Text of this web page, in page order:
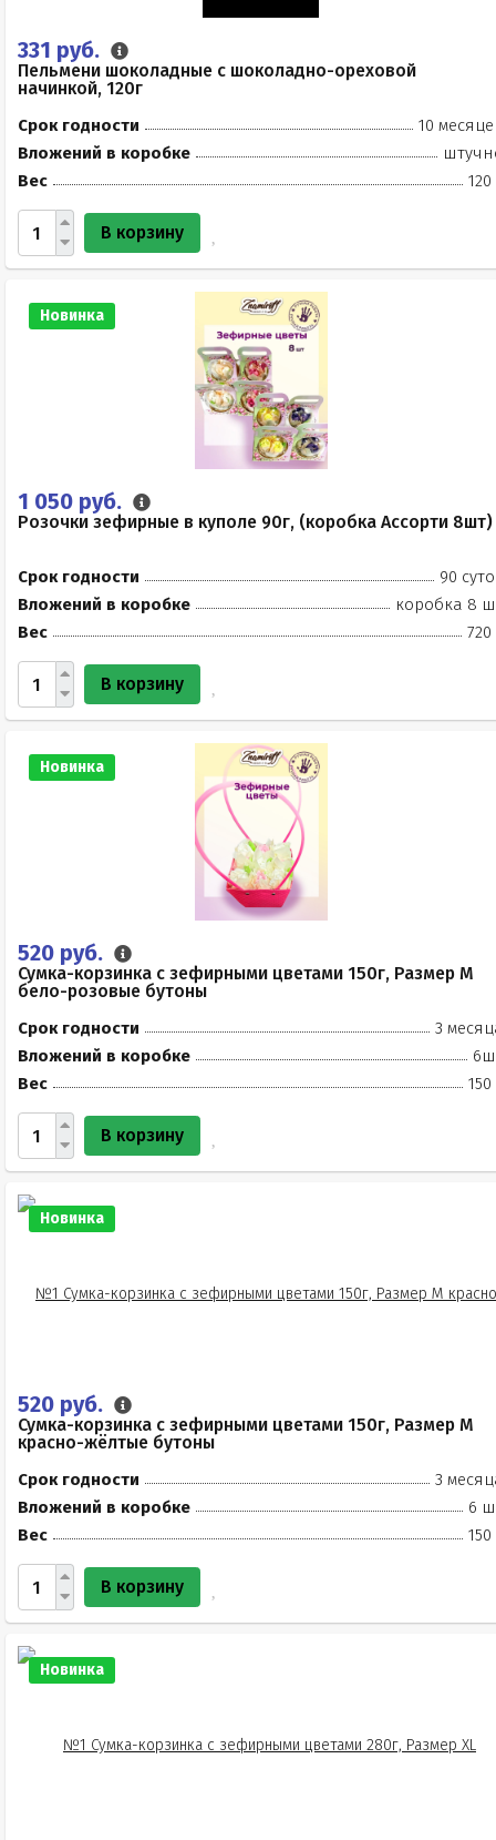
331 руб.
Пельмени шоколадные с шоколадно-ореховой
начинкой, 120г
Срок годности
10
Вложений в коробке
Вес
120
В корзину
Новинка
1 050 руб.
Розочки зефирные в куполе 90г, (коробка Ассорти 8шт)
Срок годности
90
Вложений в коробке
коробка 8
Вес
720
В корзину
Новинка
520 руб.
Сумка-корзинка с зефирными цветами 150г, Размер М
бело-розовые бутоны
Срок годности
3
Вложений в коробке
Вес
150
В корзину
Новинка
520 руб.
Сумка-корзинка с зефирными цветами 150г, Размер М
красно-жёлтые бутоны
Срок годности
3
Вложений в коробке
6
Вес
150
В корзину
Новинка